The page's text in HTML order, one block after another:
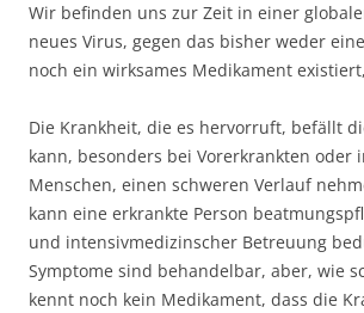
Wir befinden uns zur Zeit in einer
neues Virus, gegen das bisher weder
noch ein wirksames Medikament
Die Krankheit, die es hervorruft, befällt
kann, besonders bei Vorerkrankten oder
Menschen, einen schweren Verlauf
kann eine erkrankte Person
und intensivmedizinscher Betreuung
Symptome sind behandelbar, aber, wie
kennt noch kein Medikament, dass die